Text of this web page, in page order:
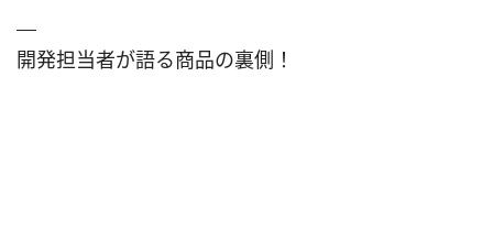
開発担当者が語る商品の裏側！